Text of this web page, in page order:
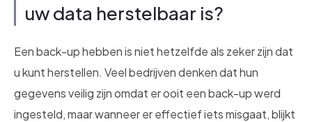
uw data herstelbaar is?
Een back-up hebben is niet hetzelfde als zeker zijn dat
u kunt herstellen. Veel bedrijven denken dat hun
gegevens veilig zijn omdat er ooit een back-up werd
ingesteld, maar wanneer er effectief iets misgaat, blijkt